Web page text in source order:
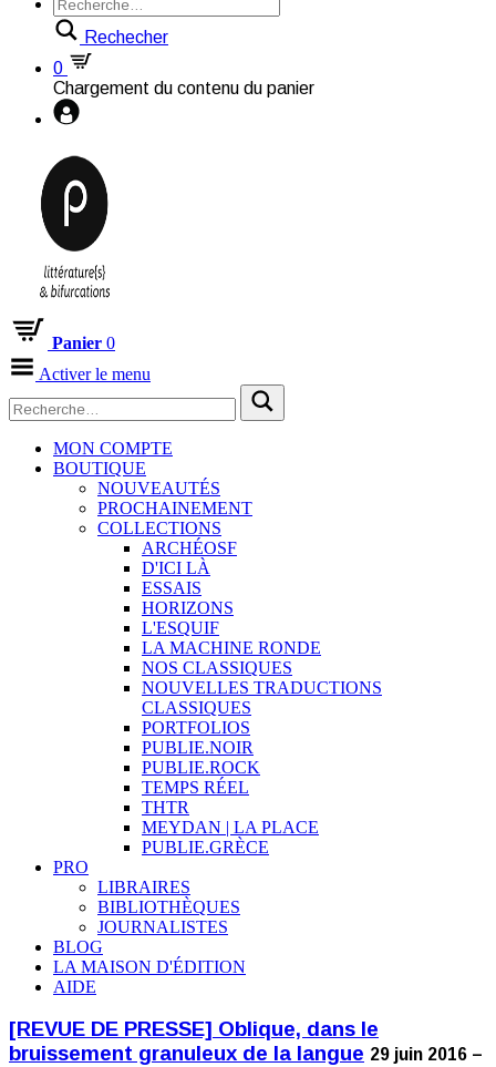
Rechecher
0
Chargement du contenu du panier
Panier 0
Activer le menu
MON COMPTE
BOUTIQUE
NOUVEAUTÉS
PROCHAINEMENT
COLLECTIONS
ARCHÉOSF
D'ICI LÀ
ESSAIS
HORIZONS
L'ESQUIF
LA MACHINE RONDE
NOS CLASSIQUES
NOUVELLES TRADUCTIONS
CLASSIQUES
PORTFOLIOS
PUBLIE.NOIR
PUBLIE.ROCK
TEMPS RÉEL
THTR
MEYDAN | LA PLACE
PUBLIE.GRÈCE
PRO
LIBRAIRES
BIBLIOTHÈQUES
JOURNALISTES
BLOG
LA MAISON D'ÉDITION
AIDE
[REVUE DE PRESSE] Oblique, dans le
bruissement granuleux de la langue 29 juin 2016 –